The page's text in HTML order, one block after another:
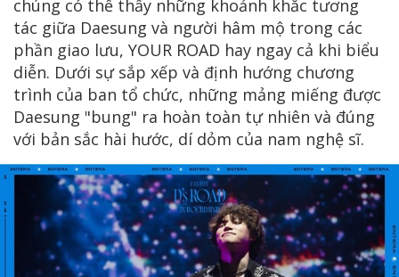
chúng có thể thấy những khoảnh khắc tương
tác giữa Daesung và người hâm mộ trong các
phần giao lưu, YOUR ROAD hay ngay cả khi biểu
diễn. Dưới sự sắp xếp và định hướng chương
trình của ban tổ chức, những mảng miếng được
Daesung "bung" ra hoàn toàn tự nhiên và đúng
với bản sắc hài hước, dí dỏm của nam nghệ sĩ.